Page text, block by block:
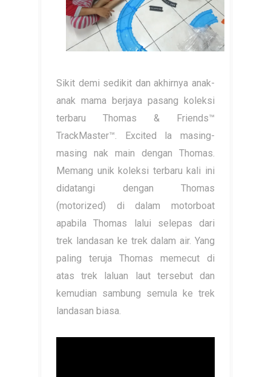
Sikit demi sedikit dan akhirnya anak-
anak mama berjaya pasang koleksi
terbaru Thomas & Friends™
TrackMaster™. Excited la masing-
masing nak main dengan Thomas.
Memang unik koleksi terbaru kali ini
didatangi dengan Thomas
(motorized) di dalam motorboat
apabila Thomas lalui selepas dari
trek landasan ke trek dalam air. Yang
paling teruja Thomas memecut di
atas trek laluan laut tersebut dan
kemudian sambung semula ke trek
landasan biasa.